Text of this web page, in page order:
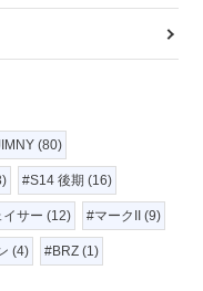
(80)
#S14 後期 (16)
イサー (12) #マークII (9)
(4) #BRZ (1)